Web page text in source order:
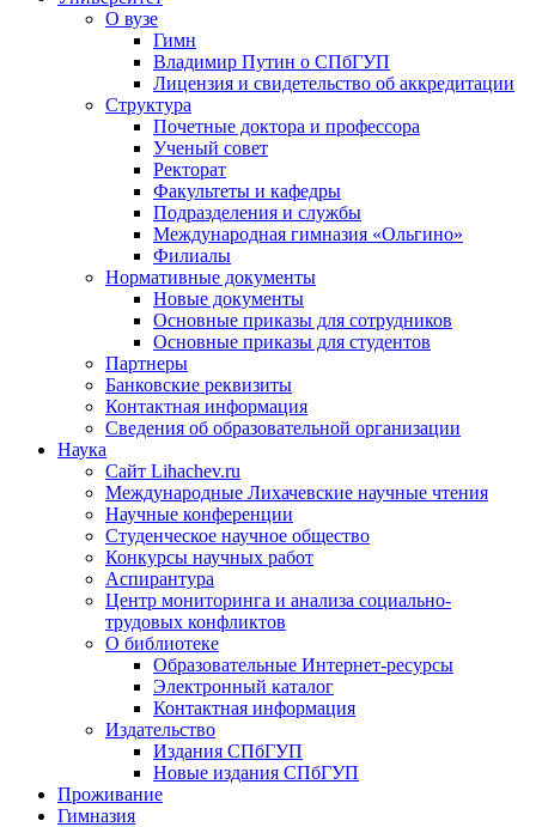
О вузе
Гимн
Владимир Путин о СПбГУП
Лицензия и свидетельство об аккредитации
Структура
Почетные доктора и профессора
Ученый совет
Ректорат
Факультеты и кафедры
Подразделения и службы
Международная гимназия «Ольгино»
Филиалы
Нормативные документы
Новые документы
Основные приказы для сотрудников
Основные приказы для студентов
Партнеры
Банковские реквизиты
Контактная информация
Сведения об образовательной организации
Наука
Сайт Lihachev.ru
Международные Лихачевские научные чтения
Научные конференции
Студенческое научное общество
Конкурсы научных работ
Аспирантура
Центр мониторинга и анализа социально-
трудовых конфликтов
О библиотеке
Образовательные Интернет-ресурсы
Электронный каталог
Контактная информация
Издательство
Издания СПбГУП
Новые издания СПбГУП
Проживание
Гимназия